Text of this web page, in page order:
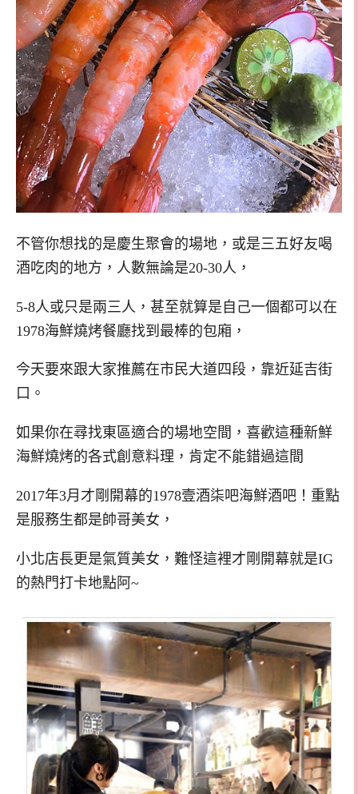
不管你想找的是慶生聚會的場地，或是三五好友喝
酒吃肉的地方，人數無論是20-30人，
5-8人或只是兩三人，甚至就算是自己一個都可以在
1978海鮮燒烤餐廳找到最棒的包廂，
今天要來跟大家推薦在市民大道四段，靠近延吉街
口。
如果你在尋找東區適合的場地空間，喜歡這種新鮮
海鮮燒烤的各式創意料理，肯定不能錯過這間
2017年3月才剛開幕的1978壹酒柒吧海鮮酒吧！重點
是服務生都是帥哥美女，
小北店長更是氣質美女，難怪這裡才剛開幕就是IG
的熱門打卡地點阿~